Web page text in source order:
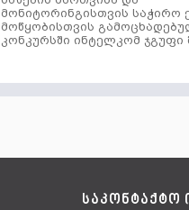
მონიტორინგისთვის საჭირო
მოწყობისთვის
კონკურსში ინტელკომ ჯგუფი
საკონტაქტო